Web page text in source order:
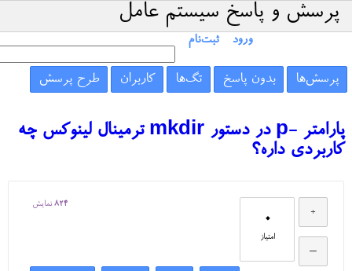
پرسش و پاسخ سیستم عامل
ورود ثبت‌نام
پرسش‌ها بدون پاسخ تگ‌ها کاربران طرح پرسش
پارامتر -p در دستور mkdir ترمینال لینوکس چه
کاربردی داره؟
0
امتیاز
824 نمایش